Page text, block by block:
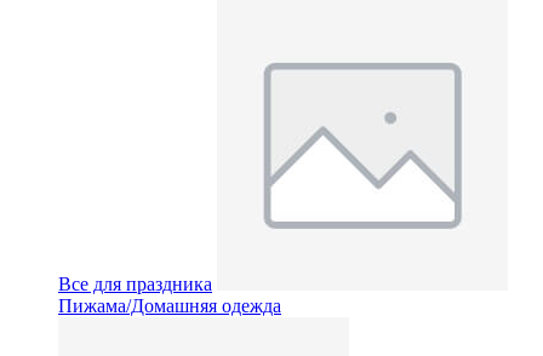
Все для праздника
Пижама/Домашняя одежда